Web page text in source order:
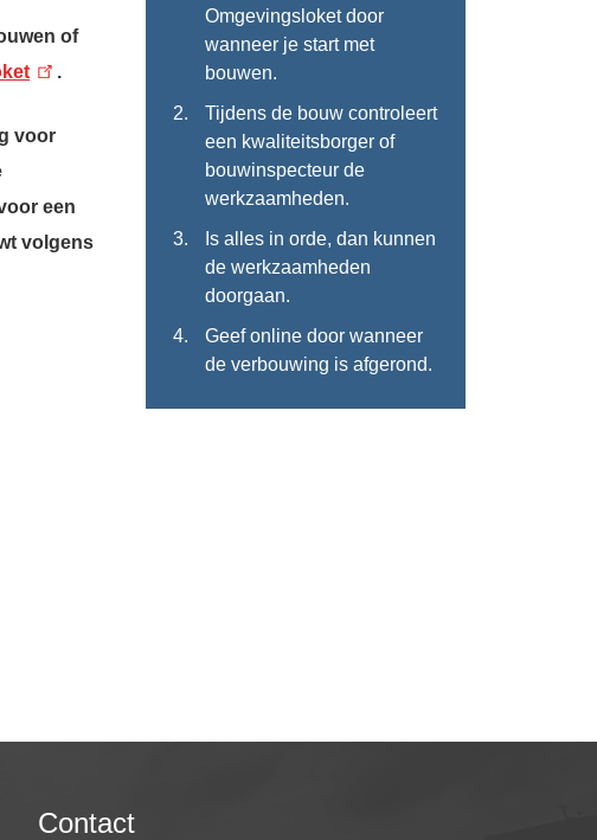
of
.
voor
een
volgens
Omgevingsloket door
wanneer je start met
bouwen.
Tijdens de bouw controleert
een kwaliteitsborger of
bouwinspecteur de
werkzaamheden.
Is alles in orde, dan kunnen
de werkzaamheden
doorgaan.
Geef online door wanneer
de verbouwing is afgerond.
Contact